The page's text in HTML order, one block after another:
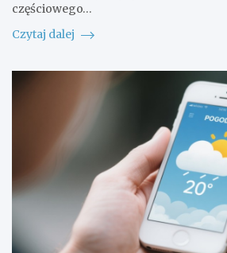
częściowego…
Czytaj dalej